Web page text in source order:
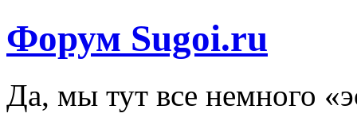
Форум Sugoi.ru
Да, мы тут все немного